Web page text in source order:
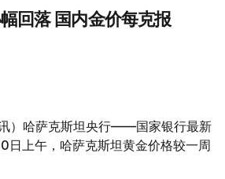
回落 国内金价每克报
讯）哈萨克斯坦央行——国家银行最新
日上午，哈萨克斯坦黄金价格较一周